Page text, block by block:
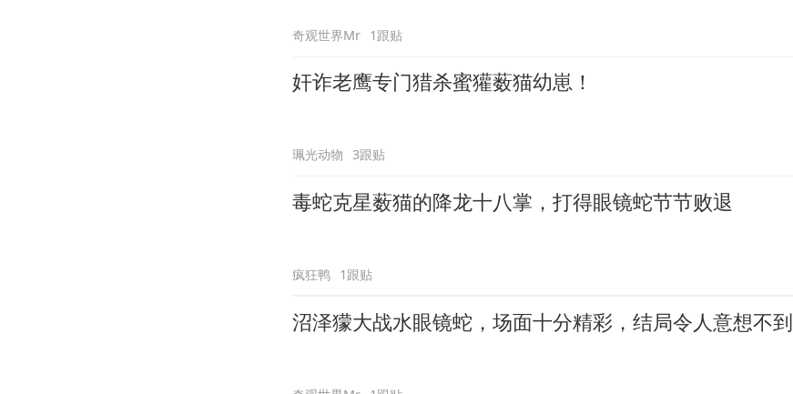
奇观世界Mr 1跟贴
奸诈老鹰专门猎杀蜜獾薮猫幼崽！
珮光动物 3跟贴
毒蛇克星薮猫的降龙十八掌，打得眼镜蛇节节败退
疯狂鸭 1跟贴
沼泽獴大战水眼镜蛇，场面十分精彩，结局令人意想不到